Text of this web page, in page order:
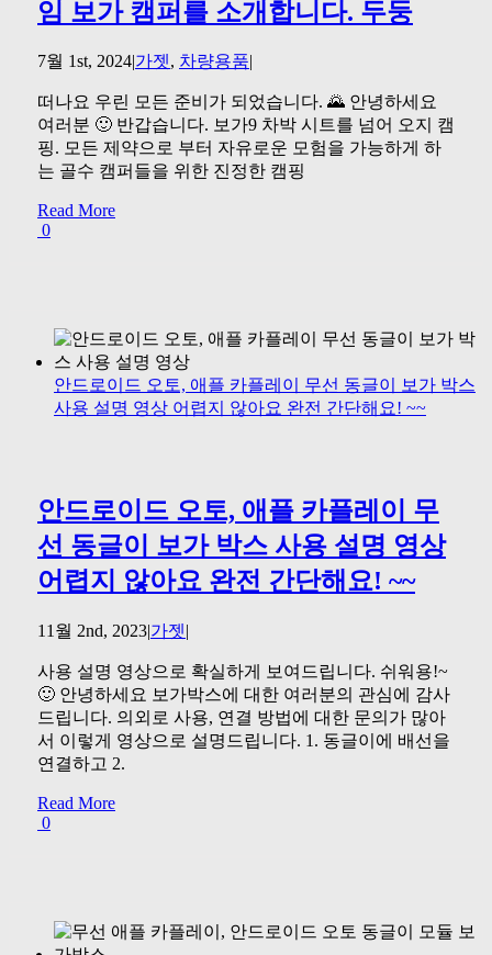
임 보가 캠퍼를 소개합니다. 두둥
7월 1st, 2024|가젯, 차량용품|
떠나요 우린 모든 준비가 되었습니다. 🌄 안녕하세요
여러분 🙂 반갑습니다. 보가9 차박 시트를 넘어 오지 캠
핑. 모든 제약으로 부터 자유로운 모험을 가능하게 하
는 골수 캠퍼들을 위한 진정한 캠핑
Read More
0
안드로이드 오토, 애플 카플레이 무선 동글이 보가 박스
사용 설명 영상 어렵지 않아요 완전 간단해요! ~~
안드로이드 오토, 애플 카플레이 무
선 동글이 보가 박스 사용 설명 영상
어렵지 않아요 완전 간단해요! ~~
11월 2nd, 2023|가젯|
사용 설명 영상으로 확실하게 보여드립니다. 쉬워용!~
🙂 안녕하세요 보가박스에 대한 여러분의 관심에 감사
드립니다. 의외로 사용, 연결 방법에 대한 문의가 많아
서 이렇게 영상으로 설명드립니다. 1. 동글이에 배선을
연결하고 2.
Read More
0